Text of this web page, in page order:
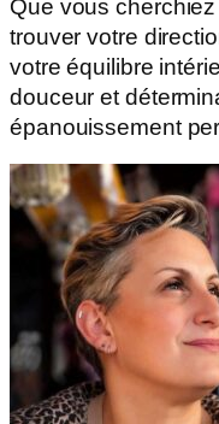
Que vous
trouver votre
votre équilibre
douceur et
épanouissement